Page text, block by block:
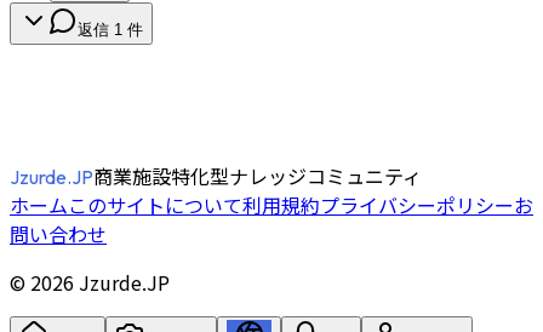
返信 1 件
Jzurde.JP商業施設特化型ナレッジコミュニティ
ホームこのサイトについて利用規約プライバシーポリシーお
問い合わせ
© 2026 Jzurde.JP